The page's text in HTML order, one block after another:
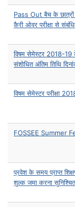
Pass Out बैच के
कैरी ओवर परीक्षा से संबंधित
विषम सेमेस्टर 2018-19
संशोधित अंतिम तिथि
विषम सेमेस्टर परीक्षा
FOSSEE Summer
प्रवेश के समय प्राप्त
शुल्क जमा करना